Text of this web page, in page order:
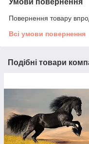
Умови повернення
Повернення товару
Всі умови повернення
Подібні товари